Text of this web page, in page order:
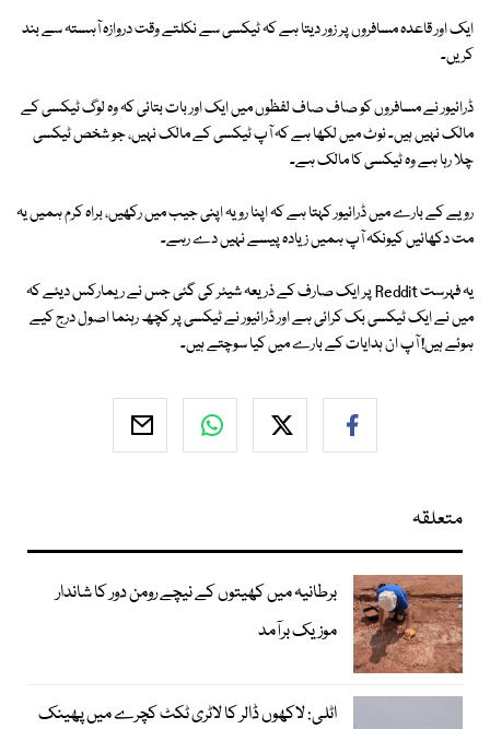
ایک اور قاعدہ مسافروں پر زور دیتا ہے کہ ٹیکسی سے نکلتے وقت دروازہ آہستہ سے بند
کریں۔
ڈرائیور نے مسافروں کو صاف صاف لفظوں میں ایک اور بات بتائی کہ وہ لوگ ٹیکسی کے
مالک نہیں ہیں۔ نوٹ میں لکھا ہے کہ آپ ٹیکسی کے مالک نہیں، جو شخص ٹیکسی
چلا رہا ہے وہ ٹیکسی کا مالک ہے۔
رویے کے بارے میں ڈرائیور کہتا ہے کہ اپنا رویہ اپنی جیب میں رکھیں، براہ کرم ہمیں یہ
مت دکھائیں کیونکہ آپ ہمیں زیادہ پیسے نہیں دے رہے۔
یہ فہرست Reddit پر ایک صارف کے ذریعہ شیئر کی گئی جس نے ریمارکس دیئے کہ
میں نے ایک ٹیکسی بک کرائی ہے اور ڈرائیور نے ٹیکسی پر کچھ رہنما اصول درج کیے
ہوئے ہیں! آپ ان ہدایات کے بارے میں کیا سوچتے ہیں۔
متعلقہ
برطانیہ میں کھیتوں کے نیچے رومن دور کا شاندار
موزیک برآمد
اٹلی: لاکھوں ڈالر کا لاٹری ٹکٹ کچرے میں پھینک